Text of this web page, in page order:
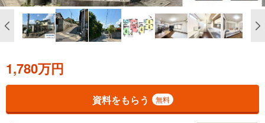
1,780万円
資料をもらう 無料